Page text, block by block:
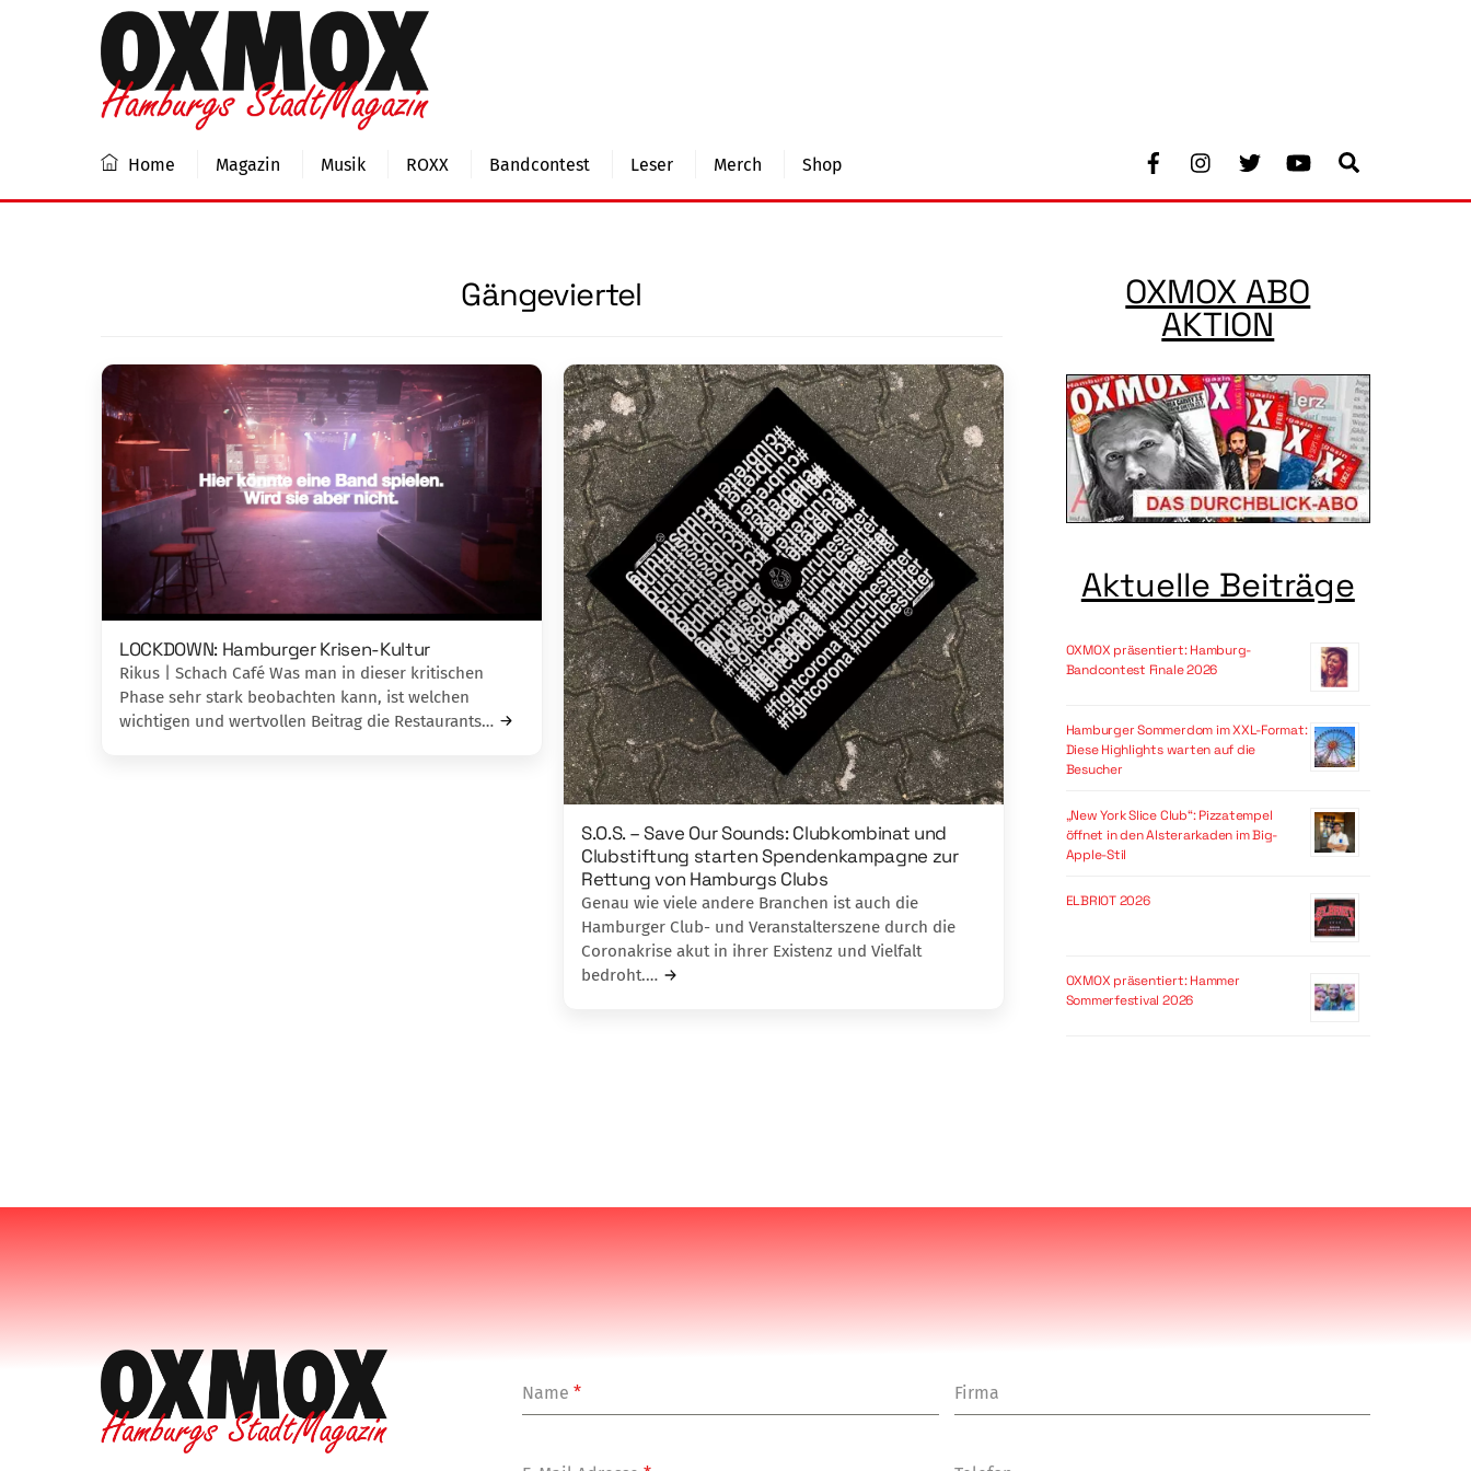
Facebook Youtube
Home Magazin Musik ROXX Bandcontest Leser Merch Shop
Gängeviertel
LOCKDOWN: Hamburger Krisen-Kultur
Rikus | Schach Café Was man in dieser kritischen
Phase sehr stark beobachten kann, ist welchen
wichtigen und wertvollen Beitrag die Restaurants…
S.O.S. – Save Our Sounds: Clubkombinat und
Clubstiftung starten Spendenkampagne zur
Rettung von Hamburgs Clubs
Genau wie viele andere Branchen ist auch die
Hamburger Club- und Veranstalterszene durch die
Coronakrise akut in ihrer Existenz und Vielfalt
bedroht.…
OXMOX ABO
AKTION
Aktuelle Beiträge
OXMOX präsentiert: Hamburg-
Bandcontest Finale 2026
Hamburger Sommerdom im XXL-Format:
Diese Highlights warten auf die
Besucher
„New York Slice Club“: Pizzatempel
öffnet in den Alsterarkaden im Big-
Apple-Stil
ELBRIOT 2026
OXMOX präsentiert: Hammer
Sommerfestival 2026
Name* Firma